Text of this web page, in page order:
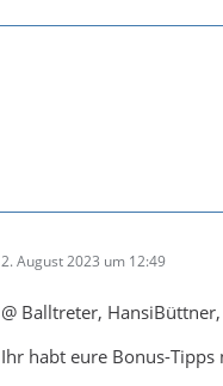
2. August 2023 um 12:49
@ Balltreter,
Ihr habt eure Bonus-